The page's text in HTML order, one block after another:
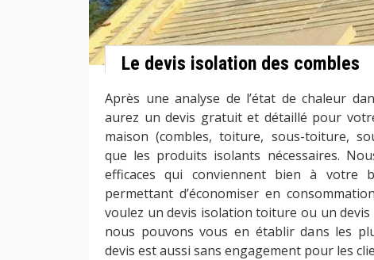
Le devis isolation des combles
Après une analyse de l’état de chaleur
aurez un devis gratuit et détaillé pour
maison (combles, toiture, sous-toiture,
que les produits isolants nécessaires.
efficaces qui conviennent bien à votre
permettant d’économiser en
voulez un devis isolation toiture ou un devis
nous pouvons vous en établir dans les
devis est aussi sans engagement pour les